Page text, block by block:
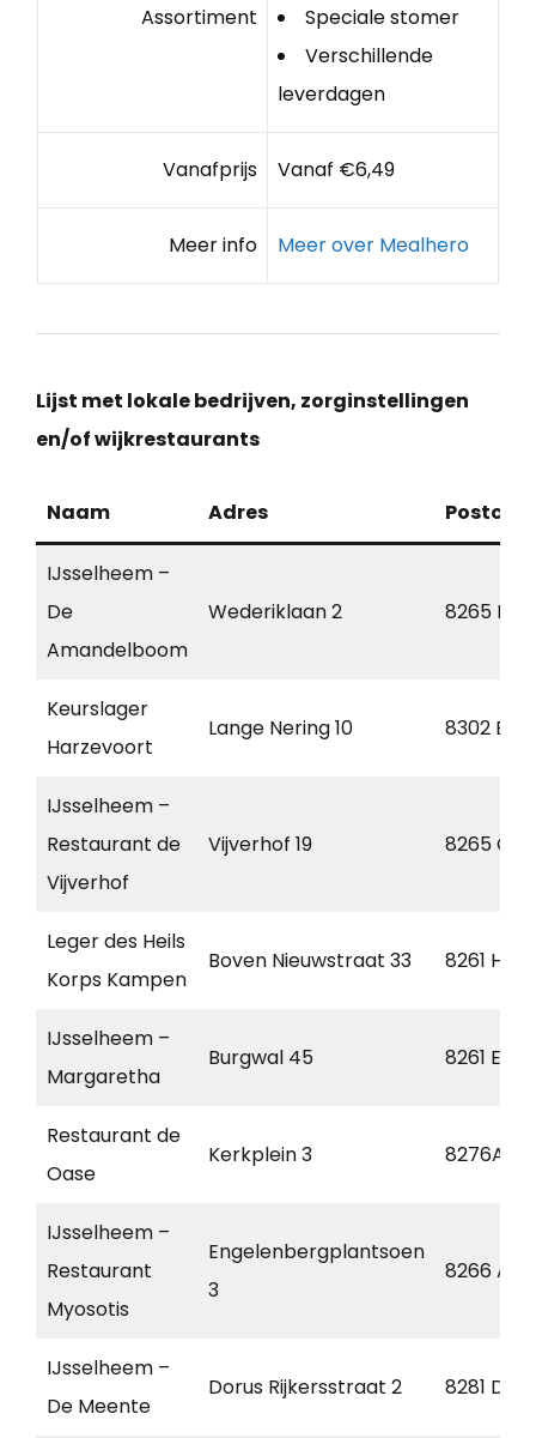
Assortiment
Speciale stomer
Verschillende
leverdagen
Vanafprijs Vanaf €6,49
Meer info Meer over Mealhero
Lijst met lokale bedrijven, zorginstellingen
en/of wijkrestaurants
Naam Adres
IJsselheem –
De
Amandelboom
Wederiklaan 2 8265 DC
Keurslager
Harzevoort
Lange Nering 10 8302 EC
IJsselheem –
Restaurant de
Vijverhof
Vijverhof 19 8265 GJ
Leger des Heils
Korps Kampen
Boven Nieuwstraat 33 8261 HA
IJsselheem –
Margaretha
Burgwal 45 8261 EP
Restaurant de
Oase
Kerkplein 3 8276AM
IJsselheem –
Restaurant
Myosotis
Engelenbergplantsoen
3
8266 AB
IJsselheem –
De Meente
Dorus Rijkersstraat 2 8281 DG